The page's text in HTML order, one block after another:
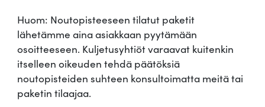
Huom: Noutopisteeseen tilatut paketit
lähetämme aina asiakkaan pyytämään
osoitteeseen. Kuljetusyhtiöt varaavat kuitenkin
itselleen oikeuden tehdä päätöksiä
noutopisteiden suhteen konsultoimatta meitä tai
paketin tilaajaa.